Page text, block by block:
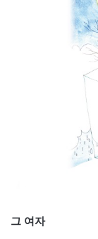
그 여자